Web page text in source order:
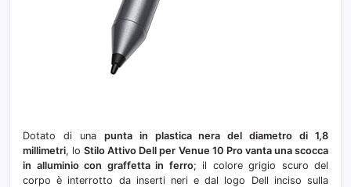
Dotato di una punta in plastica nera del diametro di 1,8
millimetri, loStilo Attivo Dell per Venue 10 Pro vanta una scocca
in alluminio con graffetta in ferro; il colore grigio scuro del
corpo è interrotto da inserti neri e dal logo Dell inciso sulla